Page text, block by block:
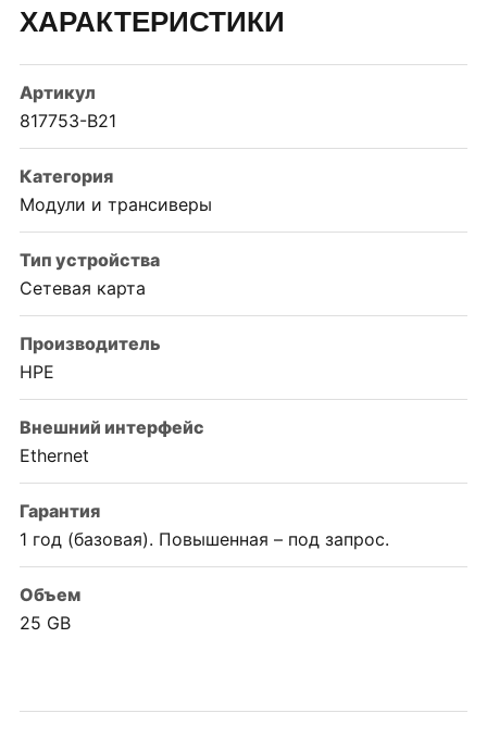
ХАРАКТЕРИСТИКИ
Артикул
817753-B21
Категория
Модули и трансиверы
Тип устройства
Сетевая карта
Производитель
HPE
Внешний интерфейс
Ethernet
Гарантия
1 год (базовая). Повышенная – под запрос.
Объем
25 GB